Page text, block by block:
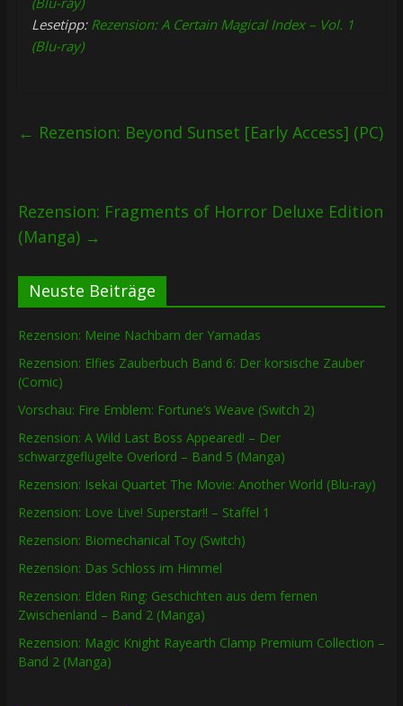
Lesetipp: Rezension: A Certain Magical Index – Vol. 1
(Blu-ray)
← Rezension: Beyond Sunset [Early Access] (PC)
Rezension: Fragments of Horror Deluxe Edition
(Manga) →
Neuste Beiträge
Rezension: Meine Nachbarn der Yamadas
Rezension: Elfies Zauberbuch Band 6: Der korsische Zauber
(Comic)
Vorschau: Fire Emblem: Fortune’s Weave (Switch 2)
Rezension: A Wild Last Boss Appeared! – Der
schwarzgeflügelte Overlord – Band 5 (Manga)
Rezension: Isekai Quartet The Movie: Another World (Blu-ray)
Rezension: Love Live! Superstar!! – Staffel 1
Rezension: Biomechanical Toy (Switch)
Rezension: Das Schloss im Himmel
Rezension: Elden Ring: Geschichten aus dem fernen
Zwischenland – Band 2 (Manga)
Rezension: Magic Knight Rayearth Clamp Premium Collection –
Band 2 (Manga)